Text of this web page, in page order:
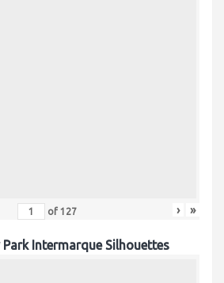
of 127 › »
Intermarque Silhouettes